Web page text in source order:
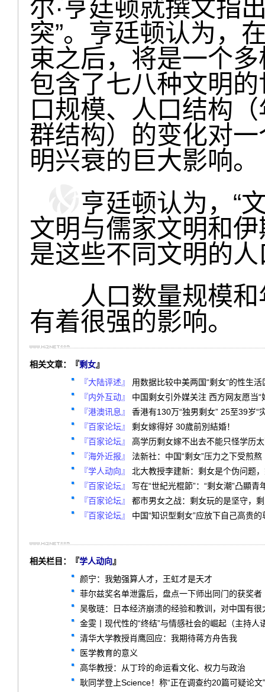
尔·亨廷顿就撰文指
突”。亨廷顿认为，
束之后，将是一个
包含了七八种文明
口规模、人口结构
群结构）的变化对
明兴衰的巨大影响。
亨廷顿认为，“文
文明与儒家文明和
是这些不同文明的
人口数量规模和
有着很强的影响。
相关文章：『剩女』
『大陆评述』
用数据比较中美两国“剩女”的性生活
『内外互动』
中国剩女引外媒关注 西方网友愿当“
『港澳讯息』
香港有130万“独男剩女” 25至39岁“
『百家论坛』
剩女嫁得好 30歲前別結婚！
『百家论坛』
高学历剩女嫁不出去不能只怪学历
『海外近报』
法新社：中国“剩女”压力之下受煎熬
『学人动向』
北大教授李建新：剩女是个伪问题
『百家论坛』
写在“世紀光棍節”：“剩女潮”凸顯
『百家论坛』
都市男女之战：剩女玩的是坚守，
『百家论坛』
中国“知识型剩女”应放下自己高贵的
相关栏目：『学人动向』
颜宁：我勉强算人才，王虹才是天才
菲尔兹奖名单泄露后，盘点一下师出同门的获奖者
吴敬琏：日本经济崩溃的经验和教训，对中国有很
金雯丨现代性的“终结”与情感社会的崛起（主持人
清华大学教授肖鹰回应：我期待蒋方舟告我
医学教育的意义
高华教授：从丁玲的命运看文化、权力与政治
耿同学登上Science！称“正在调查约20篇可疑论文”